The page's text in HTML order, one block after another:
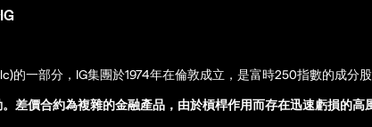
的一部分，IG集團於1974年在倫敦成立，是富時250指數的成分
差價合約為複雜的金融產品，由於槓桿作用而存在迅速虧損的